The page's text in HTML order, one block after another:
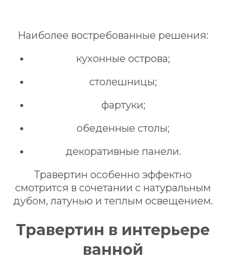
Наиболее востребованные решения:
кухонные острова;
столешницы;
фартуки;
обеденные столы;
декоративные панели.
Травертин особенно эффектно
смотрится в сочетании с натуральным
дубом, латунью и теплым освещением.
Травертин в интерьере
ванной